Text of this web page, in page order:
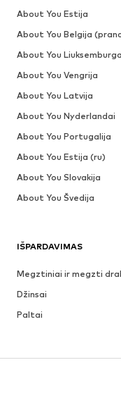
IŠPARDAVIMAS
Megztiniai ir megzti
Džinsai
Paltai
Sijonai
About You Estija
About You Belgija
About You
About You Vengrija
About You Latvija
About You Nyderlandai
About You Portugalija
About You Estija (ru)
About You Slovakija
About You Švedija